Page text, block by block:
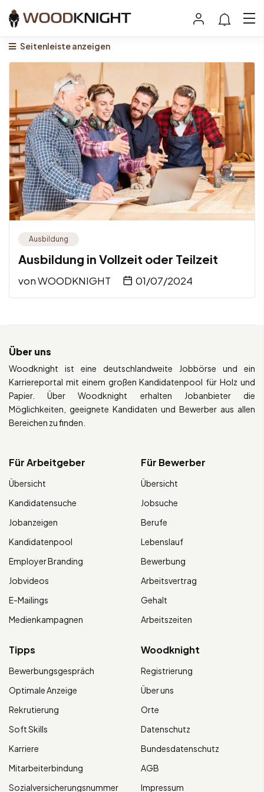
Seitenleiste anzeigen
Ausbildung
Ausbildung in Vollzeit oder Teilzeit
vonWOODKNIGHT 01/07/2024
Über uns
Woodknight ist eine deutschlandweite Jobbörse und ein
Karriereportal mit einem großen Kandidatenpool für Holz und
Papier. Über Woodknight erhalten Jobanbieter die
Möglichkeiten, geeignete Kandidaten und Bewerber aus allen
Bereichen zu finden.
Für Arbeitgeber
Übersicht
Kandidatensuche
Jobanzeigen
Kandidatenpool
Employer Branding
Jobvideos
E-Mailings
Medienkampagnen
Für Bewerber
Übersicht
Jobsuche
Berufe
Lebenslauf
Bewerbung
Arbeitsvertrag
Gehalt
Arbeitszeiten
Tipps
Bewerbungsgespräch
Optimale Anzeige
Rekrutierung
Soft Skills
Karriere
Mitarbeiterbindung
Sozialversicherungsnummer
Woodknight
Registrierung
Über uns
Orte
Datenschutz
Bundesdatenschutz
AGB
Impressum